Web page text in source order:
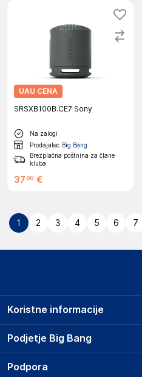
UAU CENA
SRSXB100B.CE7 Sony
Na zalogi
Prodajalec Big Bang
Brezplačna poštnina za člane
kluba
37 99 €
1 2 3 4 5 6 7
Podjetje Big Bang
O podjetju
Koristne informacije
Prodajna mesta
Storitve
Podpora